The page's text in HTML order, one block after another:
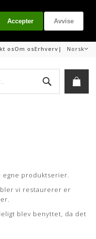
Accepter Avvise
osOm osErhverv | Språk
Norsk
Min
egne produktserier.
vi restaurerer er
blev benyttet, da det